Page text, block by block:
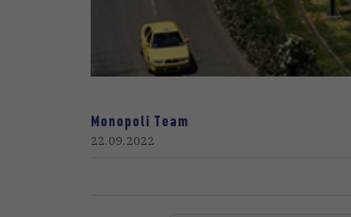
Monopoli Team
22.09.2022